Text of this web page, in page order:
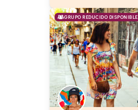
GRUPO REDUCIDO DISPONIBLE